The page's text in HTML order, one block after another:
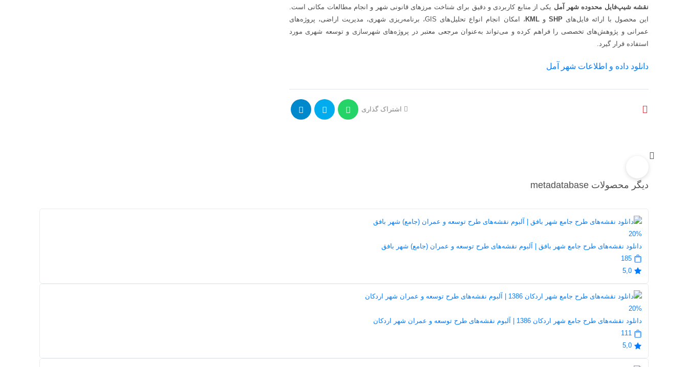
نقشه شیپ‌فایل محدوده شهر آمل یکی از منابع کاربردی و دقیق برای شناخت مرزهای قانونی شهر و انجام مطالعات مکانی است.
این محصول با ارائه فایل‌هایSHP وKML
، امکان انجام انواع تحلیل‌های GIS، برنامه‌ریزی شهری، مدیریت اراضی، پروژه‌های
عمرانی و پژوهش‌های تخصصی را فراهم کرده و می‌تواند به‌عنوان مرجعی معتبر در پروژه‌های شهرسازی و توسعه شهری مورد
استفاده قرار گیرد.
دانلود داده و اطلاعات شهر آمل
اشتراک گذاری
دیگر محصولات metadatabase
20%
دانلود نقشه‌های طرح جامع شهر بافق | آلبوم نقشه‌های طرح توسعه و عمران (جامع) شهر بافق
185
5,0
20%
دانلود نقشه‌های طرح جامع شهر اردکان 1386 | آلبوم نقشه‌های طرح توسعه و عمران شهر اردکان
111
5,0